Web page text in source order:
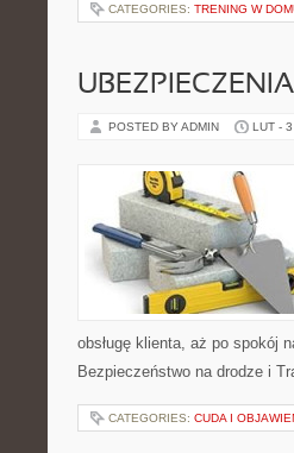
CATEGORIES: TRENING W
POSTED BY ADMIN LUT -
obsługę klienta, aż po spokój
Bezpieczeństwo na drodze i
CATEGORIES: CUDA I